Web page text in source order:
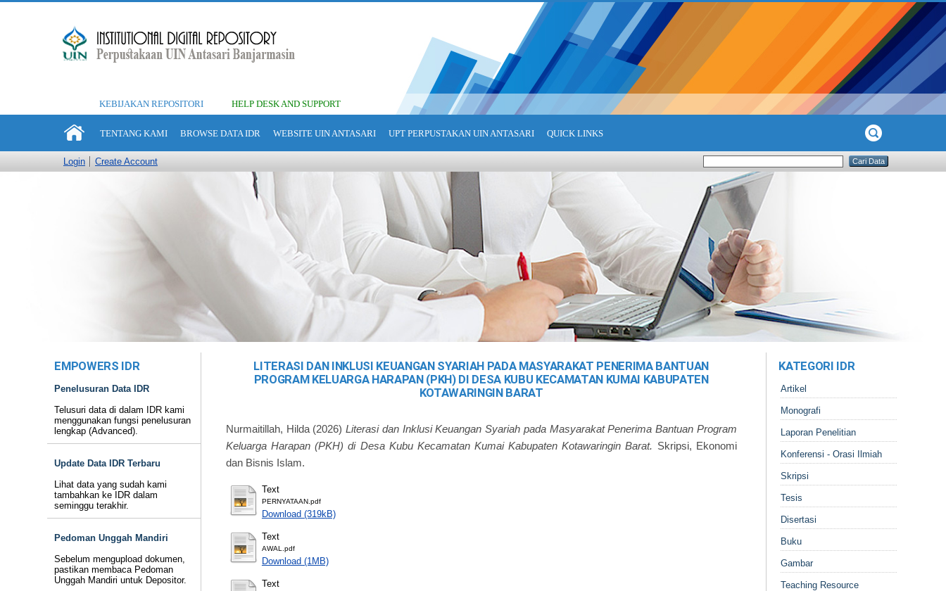
KEBIJAKAN REPOSITORI HELP DESK AND SUPPORT
TENTANG KAMI BROWSE DATA IDR WEBSITE UIN ANTASARI UPT PERPUSTAKAN UIN ANTASARI QUICK LINKS
Login Create Account
EMPOWERS IDR
Penelusuran Data IDR
Telusuri data di dalam IDR kami
menggunakan fungsi penelusuran
lengkap (Advanced).
Update Data IDR Terbaru
Lihat data yang sudah kami
tambahkan ke IDR dalam
seminggu terakhir.
Pedoman Unggah Mandiri
Sebelum mengupload dokumen,
pastikan membaca Pedoman
Unggah Mandiri untuk Depositor.
LITERASI DAN INKLUSI KEUANGAN SYARIAH PADA MASYARAKAT PENERIMA BANTUAN
PROGRAM KELUARGA HARAPAN (PKH) DI DESA KUBU KECAMATAN KUMAI KABUPATEN
KOTAWARINGIN BARAT
Nurmaitillah, Hilda(2026)Literasi dan Inklusi Keuangan Syariah pada Masyarakat Penerima Bantuan Program
Keluarga Harapan (PKH) di Desa Kubu Kecamatan Kumai Kabupaten Kotawaringin Barat. Skripsi, Ekonomi
dan Bisnis Islam.
Text
PERNYATAAN.pdf
Download (319kB)
Text
AWAL.pdf
Download (1MB)
Text
KATEGORI IDR
Artikel
Monografi
Laporan Penelitian
Konferensi - Orasi Ilmiah
Skripsi
Tesis
Disertasi
Buku
Gambar
Teaching Resource